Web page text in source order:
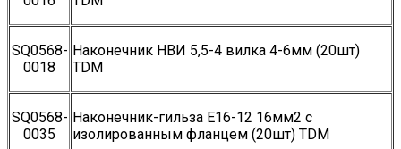
SQ0568-
0018
Наконечник НВИ 5,5-4 вилка 4-6мм (20шт)
TDM
SQ0568-
0035
Наконечник-гильза Е16-12 16мм2 с
изолированным фланцем (20шт) TDM